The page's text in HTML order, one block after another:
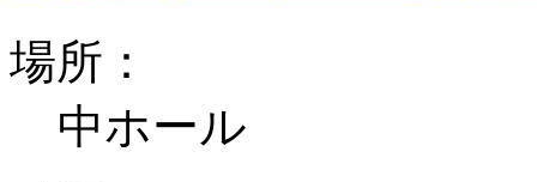
場所：
中ホール